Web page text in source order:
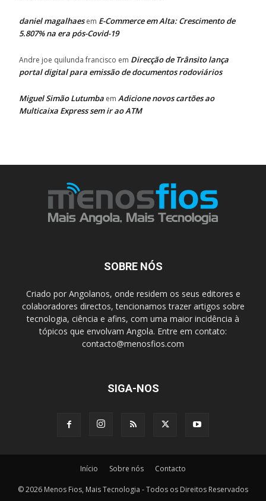
daniel magalhaesem E-Commerce em Alta: Crescimento de
5.807% na era pós-Covid-19
Andre joe quilunda francisco em Direcção de Trânsito lança
portal digital para emissão de documentos rodoviários
Miguel Simão Lutumba em Adicione novos cartões ao
Multicaixa Express sem ir ao ATM
SOBRE NÓS
Criado por Angolanos, onde residem os seus editores e
colaboradores directos, tencionamos trazer artigos sobre
tecnologia, ciência e afins, com uma maior incidência à
tópicos que envolvam Angola. Entre em contato:
contacto@menosfios.com
SIGA-NOS
Início Sobre nós Contacto
© 2026 Menos Fios, Mais Tecnologia - Todos os Direitos Reservados